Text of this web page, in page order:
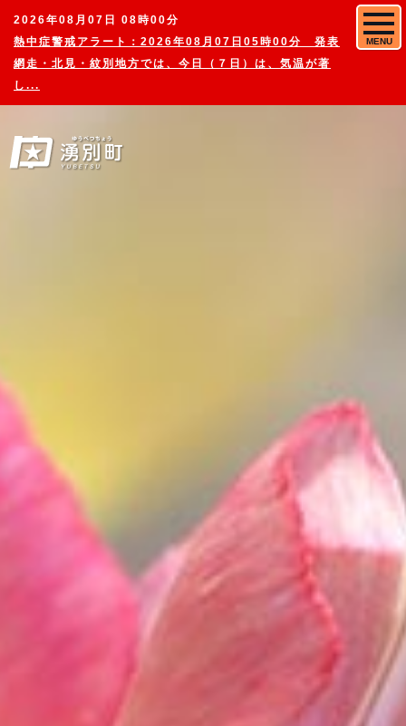
2026年08月07日 08時00分
熱中症警戒アラート：2026年08月07日05時00分 発表
網走・北見・紋別地方では、今日（７日）は、気温が著
し...
MENU